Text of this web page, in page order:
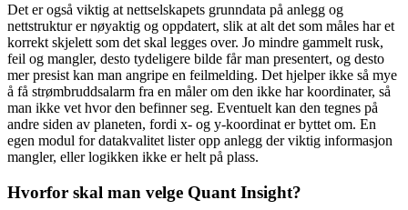
Det er også viktig at nettselskapets grunndata på anlegg og
nettstruktur er nøyaktig og oppdatert, slik at alt det som måles har et
korrekt skjelett som det skal legges over. Jo mindre gammelt rusk,
feil og mangler, desto tydeligere bilde får man presentert, og desto
mer presist kan man angripe en feilmelding. Det hjelper ikke så mye
å få strømbruddsalarm fra en måler om den ikke har koordinater, så
man ikke vet hvor den befinner seg. Eventuelt kan den tegnes på
andre siden av planeten, fordi x- og y-koordinat er byttet om. En
egen modul for datakvalitet lister opp anlegg der viktig informasjon
mangler, eller logikken ikke er helt på plass.
Hvorfor skal man velge Quant Insight?